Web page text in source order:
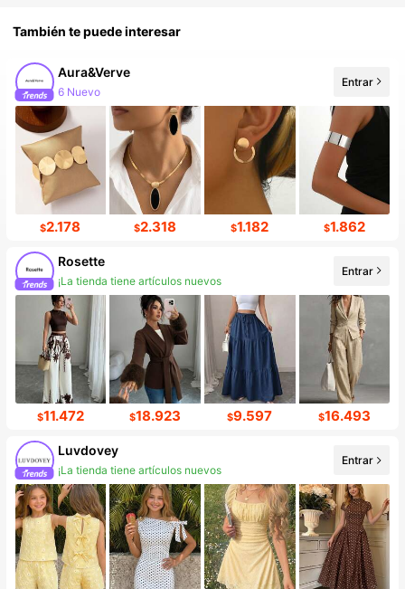
También te puede interesar
Aura&Verve
6 Nuevo
Entrar
$2.178 $2.318 $1.182 $1.862
Rosette
¡La tienda tiene artículos nuevos
Entrar
$11.472 $18.923 $9.597 $16.493
Luvdovey
¡La tienda tiene artículos nuevos
Entrar